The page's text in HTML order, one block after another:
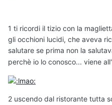
1 ti ricordi il tizio con la
gli occhioni lucidi, che aveva
salutare se prima non la
perchè io lo conosco... viene
2 uscendo dal ristorante tutta